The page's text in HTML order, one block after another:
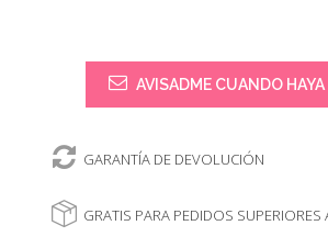
AVISADME CUANDO
GARANTÍA DE DEVOLUCIÓN
GRATIS PARA PEDIDOS SUPERIORES